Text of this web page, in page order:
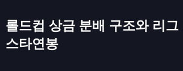
롤드컵 상금 분배 구조와 리
스타연봉